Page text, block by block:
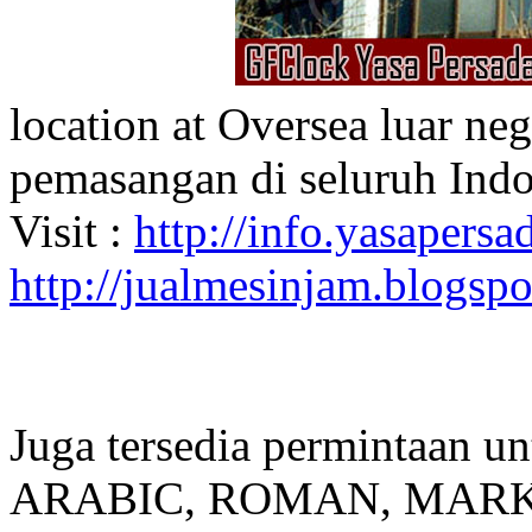
location at Oversea luar
pemasangan di seluruh
Visit : http://
http://
Juga tersedia permintaan
ARABIC, ROMAN,